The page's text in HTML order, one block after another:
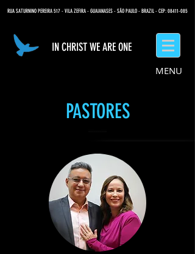
RUA SATURNINO PEREIRA 517 - VILA ZEFIRA - GUAIANASES - SÃO PAULO - BRAZIL - CEP: 08411-085
IN CHRIST WE ARE ONE
MENU
PASTORES